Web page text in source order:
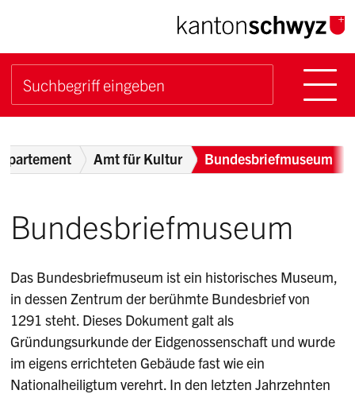
Navigieren im Kanton
Schnellnavigation
Suchbegriff
Breadcrumb
Amt für Kultur Bundesbriefmuseum
Bundesbriefmuseum
Das Bundesbriefmuseum ist ein historisches Museum,
in dessen Zentrum der berühmte Bundesbrief von
1291 steht. Dieses Dokument galt als
Gründungsurkunde der Eidgenossenschaft und wurde
im eigens errichteten Gebäude fast wie ein
Nationalheiligtum verehrt. In den letzten Jahrzehnten